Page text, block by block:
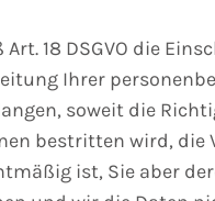
Art. 18 DSGVO die
Ihrer
soweit die
bestritten wird, die
ist, Sie aber